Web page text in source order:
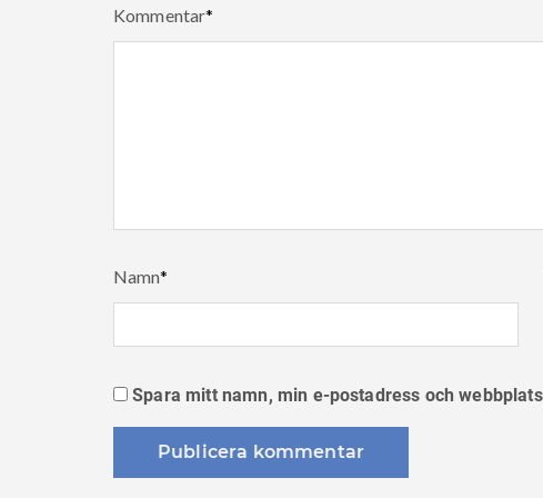
Kommentar*
Namn*
Spara mitt namn, min e-postadress och